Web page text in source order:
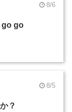
8/6
go go
8/5
？